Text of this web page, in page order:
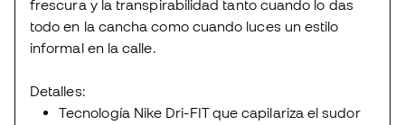
frescura y la transpirabilidad tanto cuando lo das
todo en la cancha como cuando luces un estilo
informal en la calle.
Detalles:
Tecnología Nike Dri-FIT que capilariza el sudor